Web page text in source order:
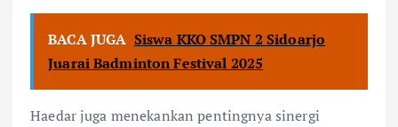
BACA JUGA Siswa KKO SMPN 2 Sidoarjo
Juarai Badminton Festival 2025
Haedar juga menekankan pentingnya sinergi